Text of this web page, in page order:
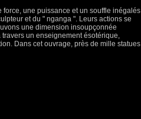
une puissance et un souffle inégalés
et du " nganga ". Leurs actions se
une dimension insoupçonnée
un enseignement ésotérique,
Dans cet ouvrage, près de mille statues